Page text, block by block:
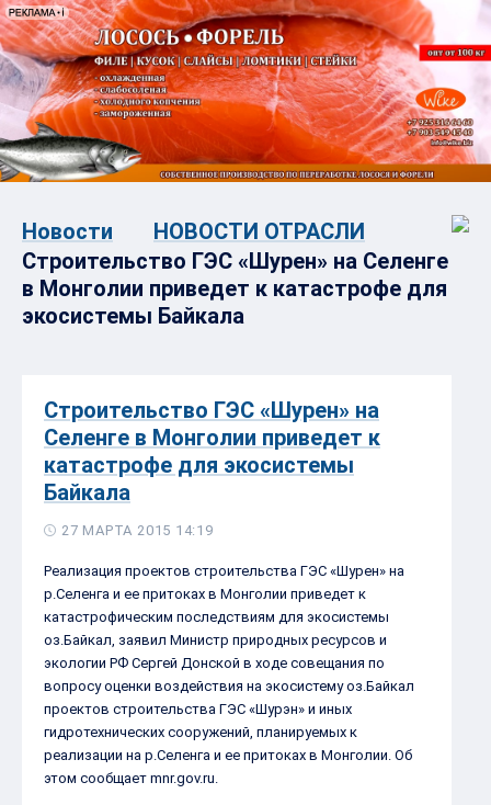
Новости
НОВОСТИ ОТРАСЛИ
Строительство ГЭС «Шурен» на Селенге
в Монголии приведет к катастрофе для
экосистемы Байкала
Строительство ГЭС «Шурен» на
Селенге в Монголии приведет к
катастрофе для экосистемы
Байкала
27 МАРТА 2015 14:19
Реализация проектов строительства ГЭС «Шурен» на
р.Селенга и ее притоках в Монголии приведет к
катастрофическим последствиям для экосистемы
оз.Байкал, заявил Министр природных ресурсов и
экологии РФ Сергей Донской в ходе совещания по
вопросу оценки воздействия на экосистему оз.Байкал
проектов строительства ГЭС «Шурэн» и иных
гидротехнических сооружений, планируемых к
реализации на р.Селенга и ее притоках в Монголии. Об
этом сообщает mnr.gov.ru.